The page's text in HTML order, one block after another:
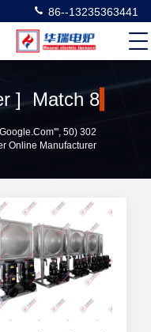
86--13235363441
Online Manufacturer